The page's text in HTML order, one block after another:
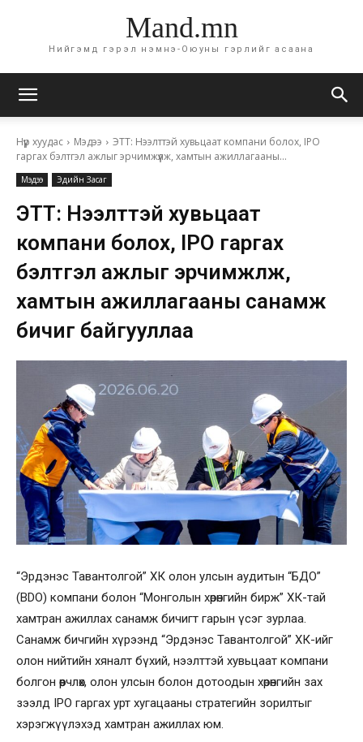
Mand.mn
Нийгэмд гэрэл нэмнэ-Оюуны гэрлийг асаана
Нүүр хуудас Мэдээ
ЭТТ: Нээлттэй хувьцаат компани болох, IPO
гаргах бэлтгэл ажлыг эрчимжүүлж, хамтын ажиллагааны...
Мэдээ Эдийн Засаг
ЭТТ: Нээлттэй хувьцаат
компани болох, IPO гаргах
бэлтгэл ажлыг эрчимжүүлж,
хамтын ажиллагааны санамж
бичиг байгууллаа
“Эрдэнэс Тавантолгой” ХК олон улсын аудитын “БДО”
(BDO) компани болон “Монголын хөрөнгийн бирж” ХК-тай
хамтран ажиллах санамж бичигт гарын үсэг зурлаа.
Санамж бичгийн хүрээнд “Эрдэнэс Тавантолгой” ХК-ийг
олон нийтийн хяналт бүхий, нээлттэй хувьцаат компани
болгон өөрчлөх, олон улсын болон дотоодын хөрөнгийн зах
зээлд IPO гаргах урт хугацааны стратегийн зорилтыг
хэрэгжүүлэхэд хамтран ажиллах юм.